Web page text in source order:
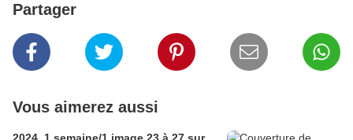
Partager
Vous aimerez aussi